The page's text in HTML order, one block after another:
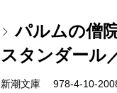
パルムの僧院
スタンダール
新潮文庫 978-4-10-